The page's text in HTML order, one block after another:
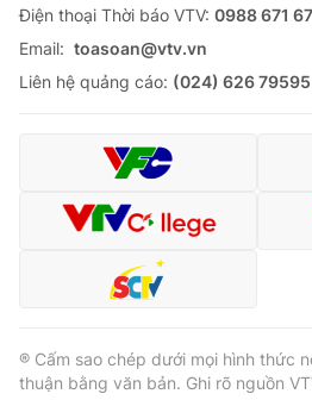
Ðiện thoại Thời báo VTV: 0988 671
Email: toasoan@vtv.vn
Liên hệ quảng cáo: (024) 626 79595
® Cấm sao chép dưới mọi hình thức
thuận bằng văn bản. Ghi rõ nguồn